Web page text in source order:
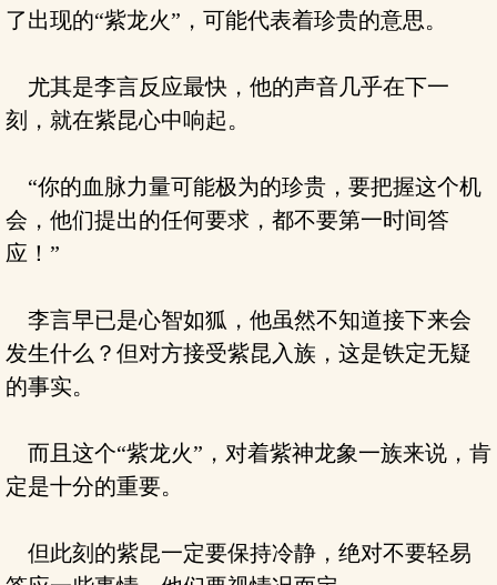
了出现的“紫龙火”，可能代表着珍贵的意思。
尤其是李言反应最快，他的声音几乎在下一
刻，就在紫昆心中响起。
“你的血脉力量可能极为的珍贵，要把握这个机
会，他们提出的任何要求，都不要第一时间答
应！”
李言早已是心智如狐，他虽然不知道接下来会
发生什么？但对方接受紫昆入族，这是铁定无疑
的事实。
而且这个“紫龙火”，对着紫神龙象一族来说，肯
定是十分的重要。
但此刻的紫昆一定要保持冷静，绝对不要轻易